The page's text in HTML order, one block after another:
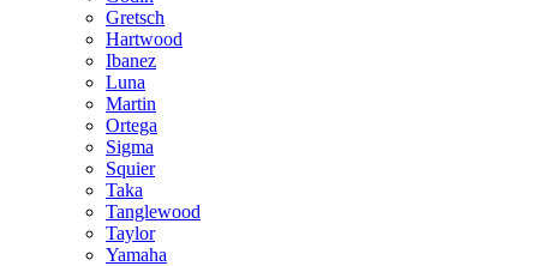
Gretsch
Hartwood
Ibanez
Luna
Martin
Ortega
Sigma
Squier
Taka
Tanglewood
Taylor
Yamaha